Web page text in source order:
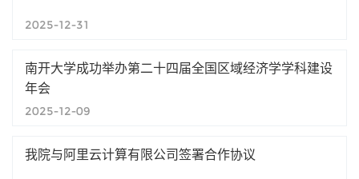
2025-12-31
南开大学成功举办第二十四届全国区域经济学学科建设
年会
2025-12-09
我院与阿里云计算有限公司签署合作协议